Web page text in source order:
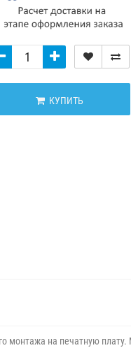
КУПИТЬ
на печатную плату.